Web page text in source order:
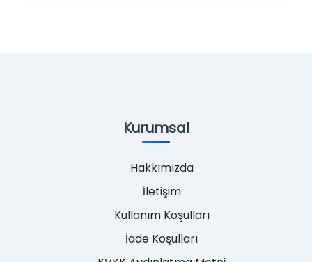
Kurumsal
Hakkımızda
İletişim
Kullanım Koşulları
İade Koşulları